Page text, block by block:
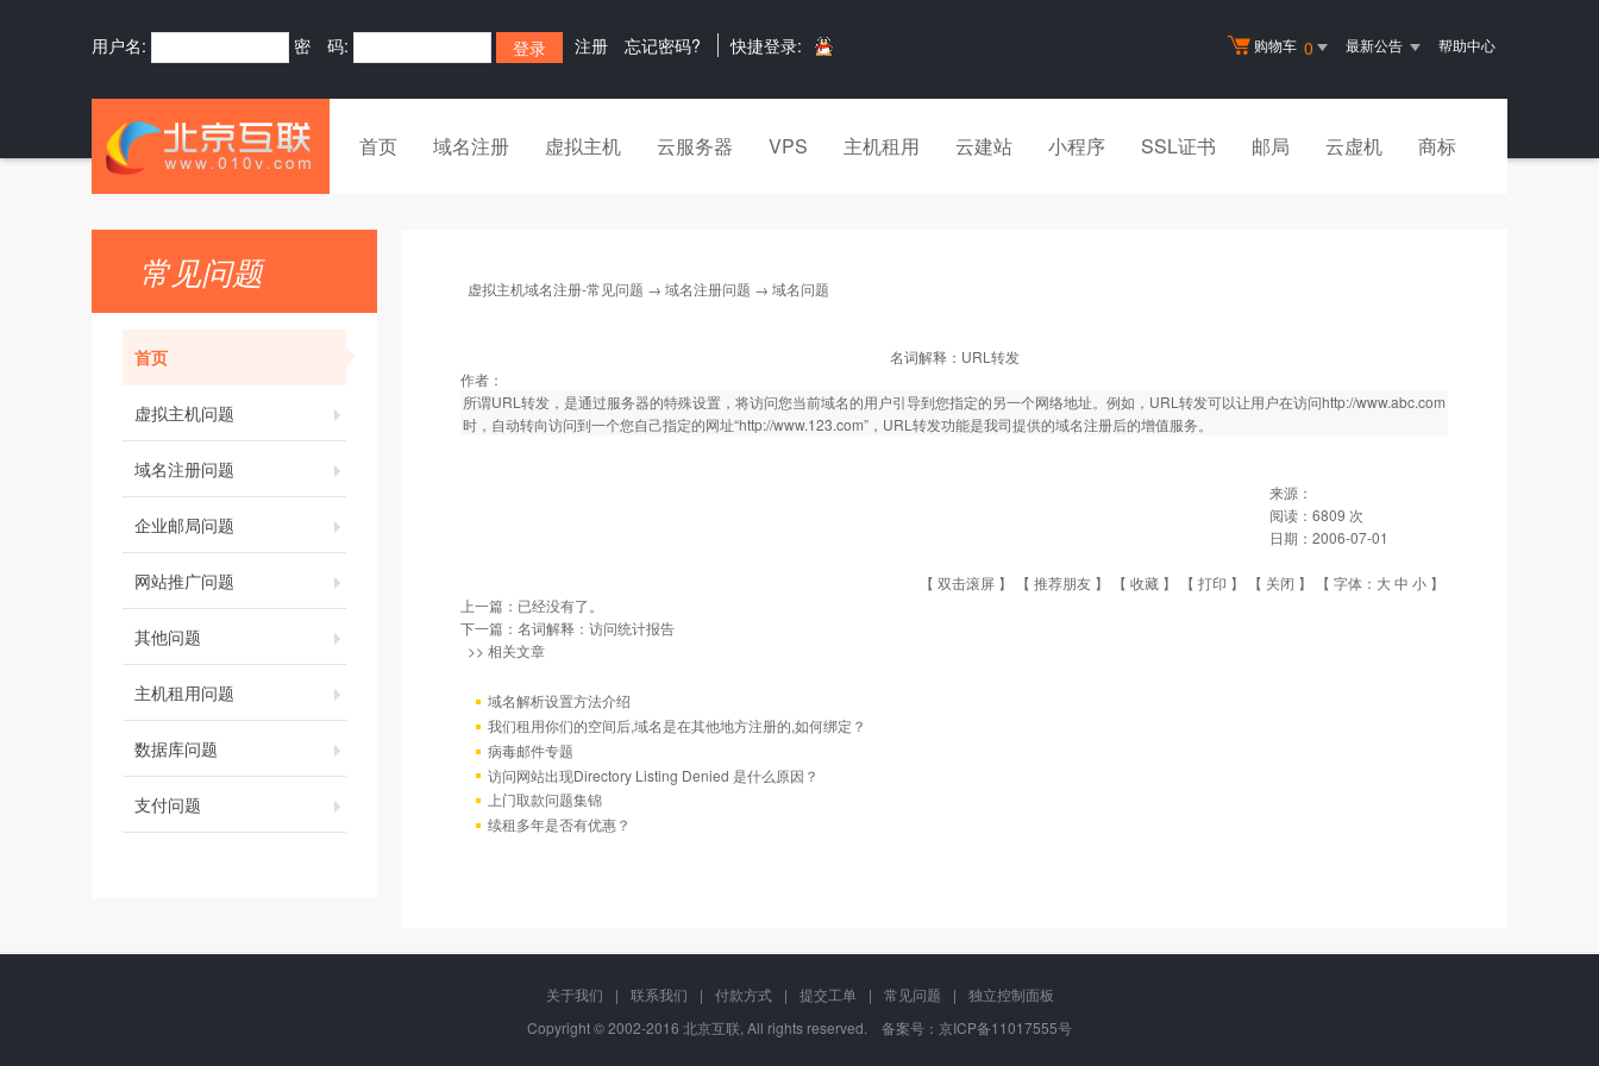
购物车 0 最新公告 帮助中心
用户名: 密 码: 注册 忘记密码? 快捷登录:
首页 域名注册 虚拟主机 云服务器 VPS 主机租用 云建站 小程序 SSL证书 邮局 云虚机 商标
常见问题
首页
虚拟主机问题
域名注册问题
企业邮局问题
网站推广问题
其他问题
主机租用问题
数据库问题
支付问题
虚拟主机域名注册-常见问题 → 域名注册问题 → 域名问题
名词解释：URL转发
作者：
所谓URL转发，是通过服务器的特殊设置，将访问您当前域名的用户引导到您指定的另一个网络地址。例如，URL转发可以让用户在访问http://www.abc.com
时，自动转向访问到一个您自己指定的网址“http://www.123.com”，URL转发功能是我司提供的域名注册后的增值服务。
来源：
阅读： 6809 次
日期： 2006-07-01
【 双击滚屏 】 【 推荐朋友 】 【 收藏 】 【 打印 】 【 关闭 】 【 字体： 大中 小 】
上一篇：已经没有了。
下一篇： 名词解释：访问统计报告
>> 相关文章
域名解析设置方法介绍
我们租用你们的空间后,域名是在其他地方注册的,如何绑定？
病毒邮件专题
访问网站出现Directory Listing Denied 是什么原因？
上门取款问题集锦
续租多年是否有优惠？
关于我们 | 联系我们 | 付款方式 | 提交工单 | 常见问题 |
独立控制面板
Copyright © 2002-2016 北京互联, All rights reserved. 备案号： 京ICP备11017555号